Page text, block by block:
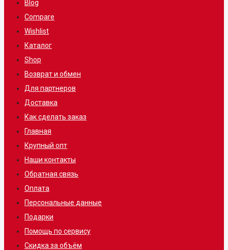
Blog
Compare
Wishlist
Каталог
Shop
Возврат и обмен
Для партнеров
Доставка
Как сделать заказ
Главная
Крупный опт
Наши контакты
Обратная связь
Оплата
Персональные данные
Подарки
Помощь по сервису
Скидка за объём